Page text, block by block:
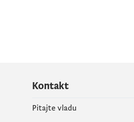
Kontakt
Pitajte vladu